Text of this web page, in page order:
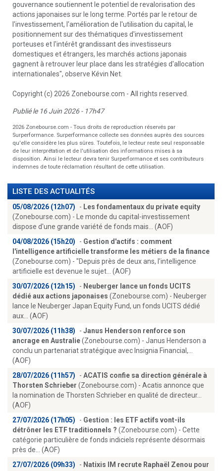
gouvernance soutiennent le potentiel de revalorisation des
actions japonaises sur le long terme. Portés par le retour de
l'investissement, l'amélioration de l'utilisation du capital, le
positionnement sur des thématiques d'investissement
porteuses et l'intérêt grandissant des investisseurs
domestiques et étrangers, les marchés actions japonais
gagnent à retrouver leur place dans les stratégies d'allocation
internationales", observe Kévin Net.
Copyright (c) 2026 Zonebourse.com - All rights reserved.
Publié le 16 Juin 2026 - 17h47
2026 Zonebourse.com - Tous droits de reproduction réservés par
Surperformance. Surperformance collecte ses données auprès des sources
qu'elle considère les plus sûres. Toutefois, le lecteur reste seul responsable
de leur interprétation et de l'utilisation des informations mises à sa
disposition. Ainsi le lecteur devra tenir Surperformance et ses contributeurs
indemnes de toute réclamation résultant de cette utilisation.
LISTE DES ACTUALITÉS
05/08/2026 (12h07) - Les fondamentaux du private equity
(Zonebourse.com) - Le monde du capital-investissement
dispose d'une grande variété de fonds mais... (AOF)
04/08/2026 (15h20)
- Gestion d'actifs : comment
l'intelligence artificielle transforme les métiers de la finance
(Zonebourse.com) - "Depuis près de deux ans, l'intelligence
artificielle est devenue le sujet... (AOF)
30/07/2026 (12h15)
- Neuberger lance un fonds UCITS
dédié aux actions japonaises (Zonebourse.com) - Neuberger
lance le Neuberger Japan Equity Fund, un fonds UCITS dédié
aux... (AOF)
30/07/2026 (11h38)
- Janus Henderson renforce son
ancrage en Australie(Zonebourse.com) - Janus Henderson a
conclu un partenariat stratégique avec Insignia Financial,...
(AOF)
28/07/2026 (11h57)
- ACATIS confie sa direction générale à
Thorsten Schrieber (Zonebourse.com) - Acatis annonce que
la nomination de Thorsten Schrieber en qualité de directeur...
(AOF)
27/07/2026 (17h05)
- Gestion : les ETF actifs vont-ils
détrôner les ETF traditionnels ? (Zonebourse.com) - Cette
catégorie particulière de fonds indiciels représente désormais
près de... (AOF)
27/07/2026 (09h33)
- Natixis IM recrute Raphaël Zenou pour